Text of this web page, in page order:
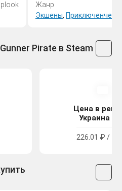
Жанр
Экшены,
Pirate в Steam
Цена в
Украина
226.01 ₽ /